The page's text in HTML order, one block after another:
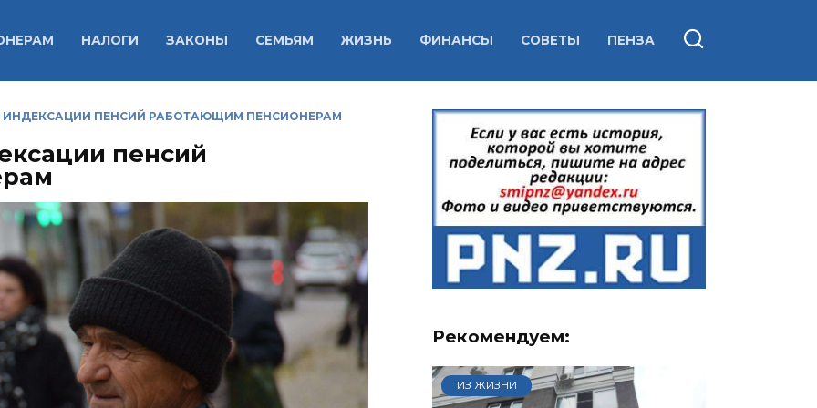
НАЛОГИ ЗАКОНЫ СЕМЬЯМ ЖИЗНЬ ФИНАНСЫ СОВЕТЫ ПЕНЗА
ПЕНСИЙ РАБОТАЮЩИМ ПЕНСИОНЕРАМ
пенсий
Рекомендуем:
ИЗ ЖИЗНИ